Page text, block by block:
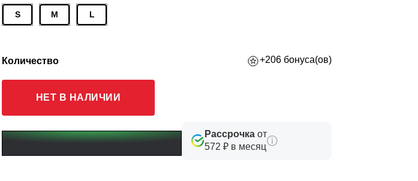
S M L
Количество +206 бонуса(ов)
НЕТ В НАЛИЧИИ
Рассрочка от
572 ₽ в месяц